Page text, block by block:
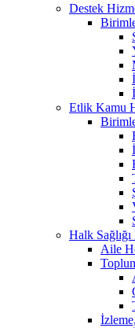
Destek
Etlik Kamu
Halk
Aile